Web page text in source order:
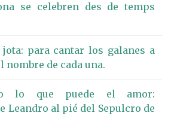
se celebren des de temps
para cantar los galanes a
nombre de cada una.
lo que puede el amor:
Leandro al pié del Sepulcro de